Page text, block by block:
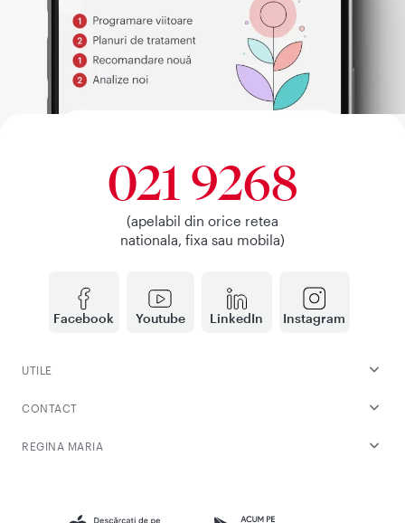
Facebook Youtube LinkedIn Instagram
021 9268
(apelabil din orice retea
nationala, fixa sau mobila)
UTILE
CONTACT
REGINA MARIA